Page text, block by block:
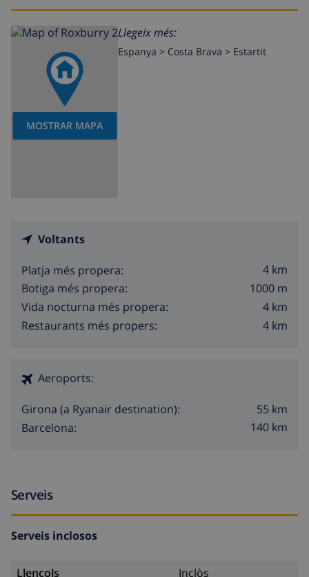
MOSTRAR MAPA
Llegeix més:
Espanya > Costa Brava > Estartit
Voltants
Platja més propera:
4 km
Botiga més propera:
1000 m
Vida nocturna més propera:
4 km
Restaurants més propers:
4 km
Aeroports:
Girona (a Ryanair destination):
55 km
Barcelona:
140 km
Serveis
Serveis inclosos
Llençols Inclòs